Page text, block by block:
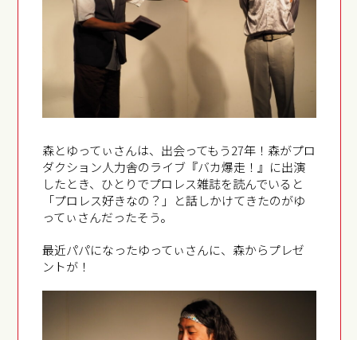
森とゆってぃさんは、出会ってもう27年！森がプロ
ダクション人力舎のライブ『バカ爆走！』に出演
したとき、ひとりでプロレス雑誌を読んでいると
「プロレス好きなの？」と話しかけてきたのがゆ
ってぃさんだったそう。
最近パパになったゆってぃさんに、森からプレゼ
ントが！